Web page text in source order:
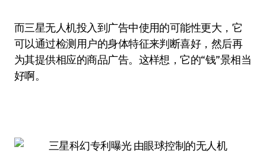
而三星无人机投入到广告中使用的可能性更大，它
可以通过检测用户的身体特征来判断喜好，然后再
为其提供相应的商品广告。这样想，它的“钱”景相当
好啊。